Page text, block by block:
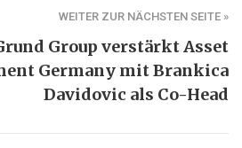
WEITER ZUR NÄCHSTEN SEITE »
Group verstärkt Asset
Germany mit Brankica
Davidovic als Co-Head